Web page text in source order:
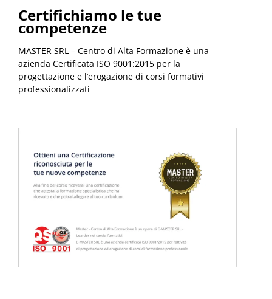
Certifichiamo le tue
competenze
MASTER SRL – Centro di Alta Formazione è una
azienda Certificata ISO 9001:2015 per la
progettazione e l’erogazione di corsi formativi
professionalizzati